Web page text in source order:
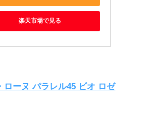
楽天市場で見る
ローヌ パラレル45 ビオ ロゼ